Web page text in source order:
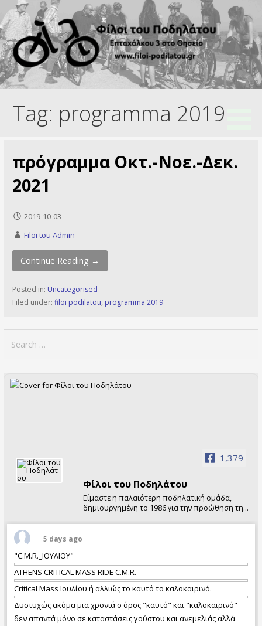
to
content
Φίλοι του Ποδηλάτου
Ποδηλατικός Σύλλογος
Tag: programma 2019
πρόγραμμα Οκτ.-Νοε.-Δεκ.
2021
2019-10-03
Filoi tou Admin
Continue Reading →
Posted in: Uncategorised
Filed under: filoi podilatou, programma 2019
for:
1,379
Φίλοι τoυ Ποδηλάτου
Είμαστε η παλαιότερη ποδηλατική ομάδα,
δημιουργημένη το 1986 για την προώθηση της
5 days ago
"C.M.R._ΙΟΥΛΙΟΥ"
ATHENS CRITICAL MASS RIDE C.M.R.
Critical Mass Ιουλίου ή αλλιώς το καυτό το καλοκαιρινό.
Δυστυχώς ακόμα μια χρονιά ο όρος "καυτό" και "καλοκαιρινό"
δεν απαντά μόνο σε καταστάσεις γούστου και ανεμελιάς αλλά